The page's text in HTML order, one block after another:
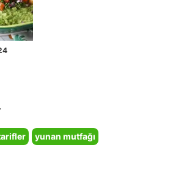
yunan mutfağı